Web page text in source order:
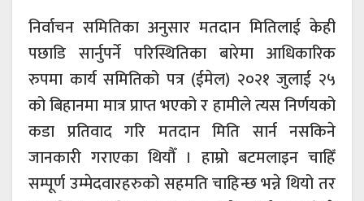
निर्वाचन समितिका अनुसार मतदान मितिलाई केही
पछाडि सार्नुपर्ने परिस्थितिका बारेमा आधिकारिक
रुपमा कार्य समितिको पत्र (ईमेल) २०२१ जुलाई २५
को बिहानमा मात्र प्राप्त भएको र हामीले त्यस निर्णयको
कडा प्रतिवाद गरि मतदान मिति सार्न नसकिने
जानकारी गराएका थियौँ । हाम्रो बटमलाइन चाहिँ
सम्पूर्ण उम्मेदवारहरुको सहमति चाहिन्छ भन्ने थियो तर